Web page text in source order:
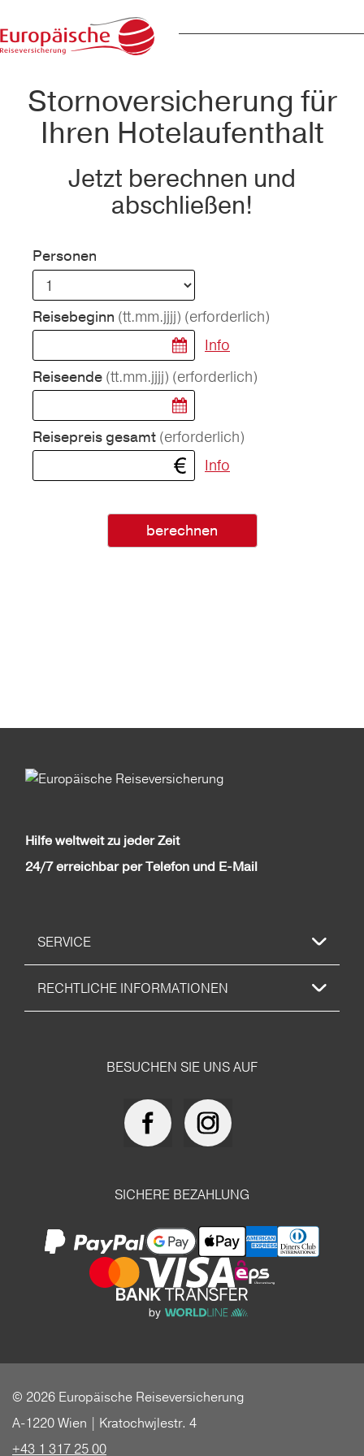
Stornoversicherung für
Ihren Hotelaufenthalt
Jetzt berechnen und
abschließen!
Personen
Reisebeginn (tt.mm.jjjj) (erforderlich)
Info
Reiseende (tt.mm.jjjj) (erforderlich)
Reisepreis gesamt (erforderlich)
Info
berechnen
Hilfe weltweit zu jeder Zeit
24/7 erreichbar per Telefon und E-Mail
SERVICE
RECHTLICHE INFORMATIONEN
BESUCHEN SIE UNS AUF
SICHERE BEZAHLUNG
© 2026 Europäische Reiseversicherung
A-1220 Wien | Kratochwjlestr. 4
+43 1 317 25 00